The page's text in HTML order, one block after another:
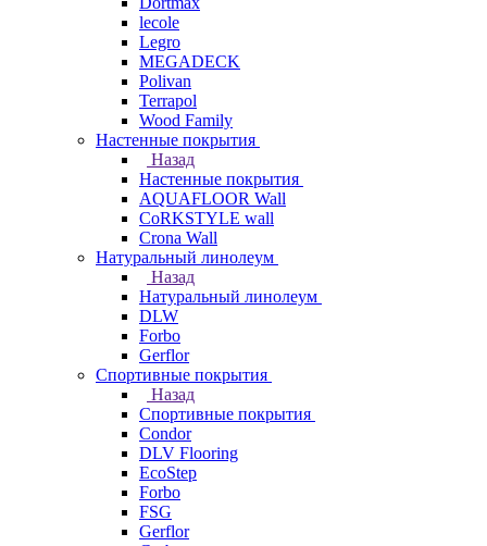
lecole
Legro
MEGADECK
Polivan
Terrapol
Wood Family
Настенные покрытия
Назад
Настенные покрытия
AQUAFLOOR Wall
CoRKSTYLE wall
Crona Wall
Натуральный линолеум
Назад
Натуральный линолеум
DLW
Forbo
Gerflor
Спортивные покрытия
Назад
Спортивные покрытия
Condor
DLV Flooring
EcoStep
Forbo
FSG
Gerflor